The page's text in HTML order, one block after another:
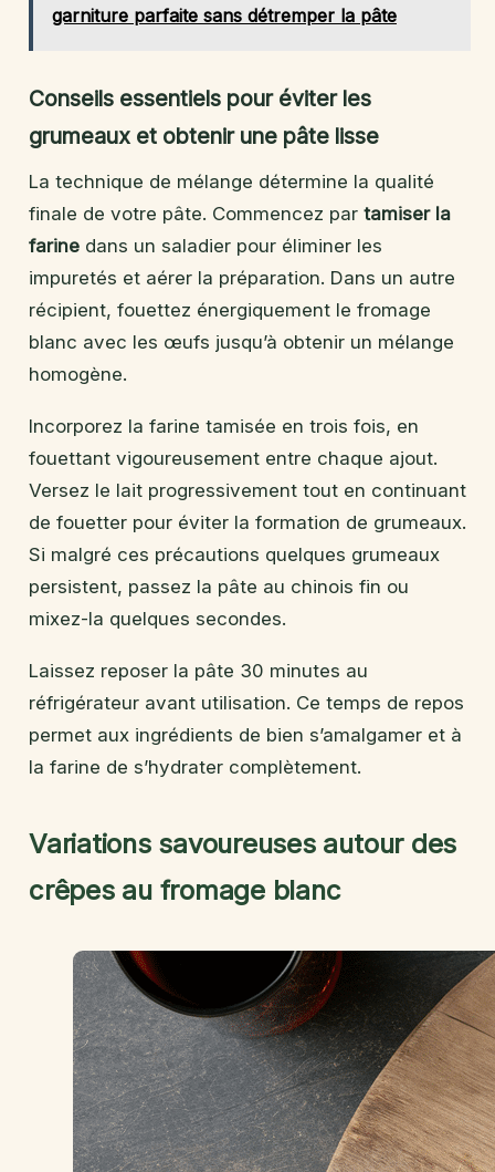
garniture parfaite sans détremper la pâte
Conseils essentiels pour éviter les
grumeaux et obtenir une pâte lisse
La technique de mélange détermine la qualité
finale de votre pâte. Commencez par tamiser la
farine dans un saladier pour éliminer les
impuretés et aérer la préparation. Dans un autre
récipient, fouettez énergiquement le fromage
blanc avec les œufs jusqu’à obtenir un mélange
homogène.
Incorporez la farine tamisée en trois fois, en
fouettant vigoureusement entre chaque ajout.
Versez le lait progressivement tout en continuant
de fouetter pour éviter la formation de grumeaux.
Si malgré ces précautions quelques grumeaux
persistent, passez la pâte au chinois fin ou
mixez-la quelques secondes.
Laissez reposer la pâte 30 minutes au
réfrigérateur avant utilisation. Ce temps de repos
permet aux ingrédients de bien s’amalgamer et à
la farine de s’hydrater complètement.
Variations savoureuses autour des
crêpes au fromage blanc